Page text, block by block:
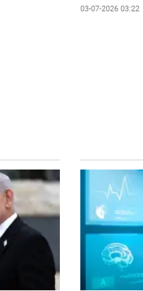
03-07-2026 03:22